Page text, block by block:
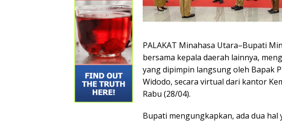
PALAKAT Minahasa Utara–Bupati
bersama kepala daerah lainnya,
yang dipimpin langsung oleh Bapak
Widodo, secara virtual dari kantor
Rabu (28/04).
Bupati mengungkapkan, ada dua hal